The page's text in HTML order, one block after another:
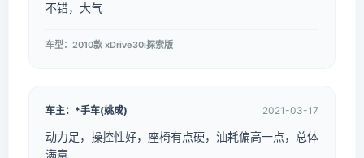
不错，大气
车型：2010款 xDrive30i探索版
车主：*手车(姚成) 2021-03-17
动力足，操控性好，座椅有点硬，油耗偏高一点，总体
满意